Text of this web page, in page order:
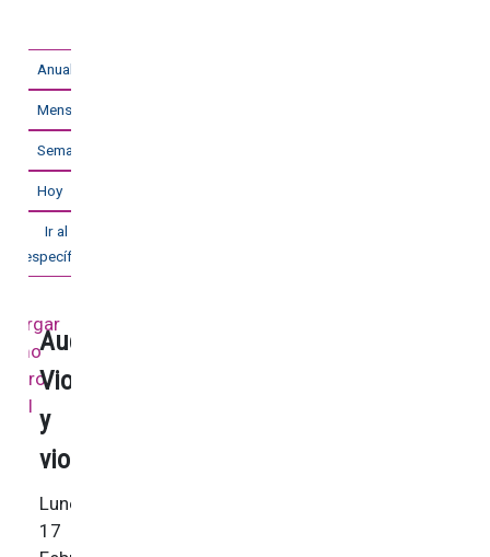
Anual
Mensual
Semanal
Hoy
Ir al mes
específico
Audición
Violoncello
y
viola
Lunes,
17